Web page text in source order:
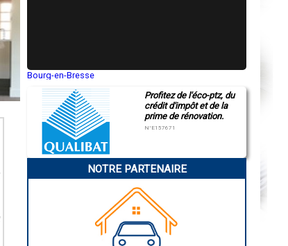
Bourg-en-Bresse
Montluçon
Manosque
Gap
Charleville-Mézières
Pamiers
Narbonne
Profitez de l'éco-ptz, du
crédit d'impôt et de la
prime de rénovation.
N°E157671
NOTRE PARTENAIRE